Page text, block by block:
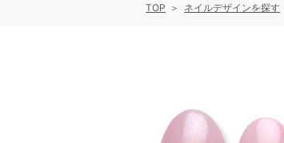
TOP ネイルデザインを探す